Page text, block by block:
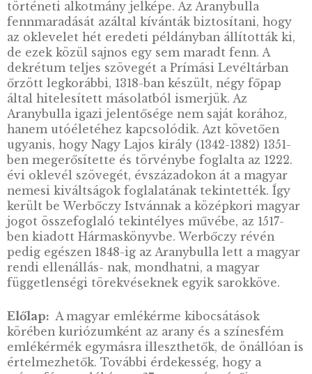
LEÍRÁS
Az Aranybulla a magyar történelem egyik
legismertebb dokumentuma, amely nevét
aranypecsétjéről kapta. Az 1222 tavaszán, II.
magyar király által kiadott oklevél
jogtörténetének kiemelkedő emléke, a
történeti alkotmány jelképe. Az Aranybulla
fennmaradását azáltal kívánták biztosítani,
az oklevelet hét eredeti példányban
de ezek közül sajnos egy sem maradt fenn. A
dekrétum teljes szövegét a Prímási
által hitelesített másolatból ismerjük. Az
Aranybulla igazi jelentősége nem saját
hanem utóéletéhez kapcsolódik. Azt
ugyanis, hogy Nagy Lajos király (1342-1382)